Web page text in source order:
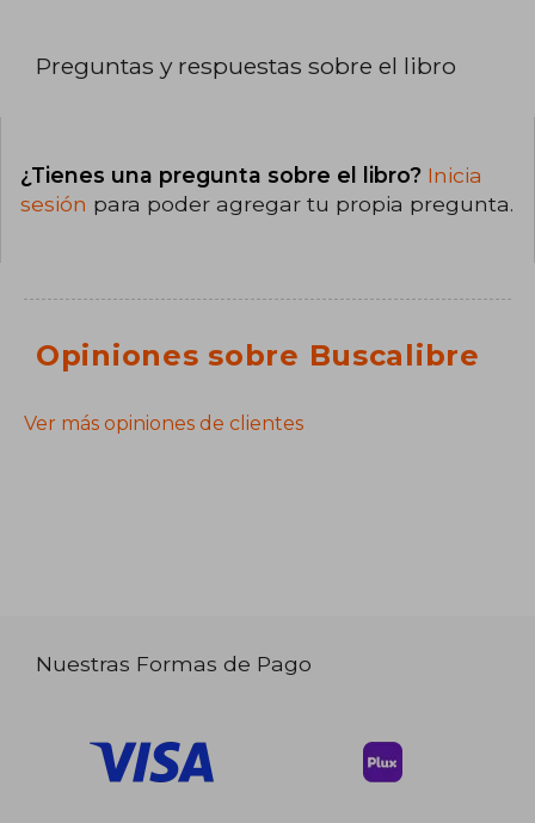
Preguntas y respuestas sobre el libro
¿Tienes una pregunta sobre el libro? Inicia
sesión para poder agregar tu propia pregunta.
Opiniones sobre Buscalibre
Ver más opiniones de clientes
Nuestras Formas de Pago